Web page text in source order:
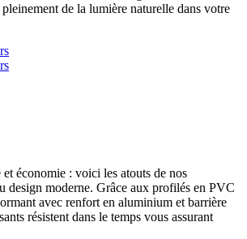
de la lumière naturelle dans votre
économie : voici les atouts de nos
design moderne. Grâce aux profilés en PVC
avec renfort en aluminium et barrière
résistent dans le temps vous assurant